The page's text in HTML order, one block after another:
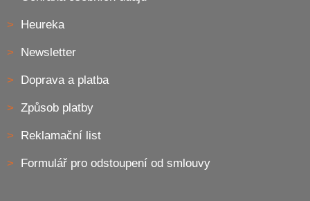
Heureka
Newsletter
Doprava a platba
Způsob platby
Reklamační list
Formulář pro odstoupení od smlouvy